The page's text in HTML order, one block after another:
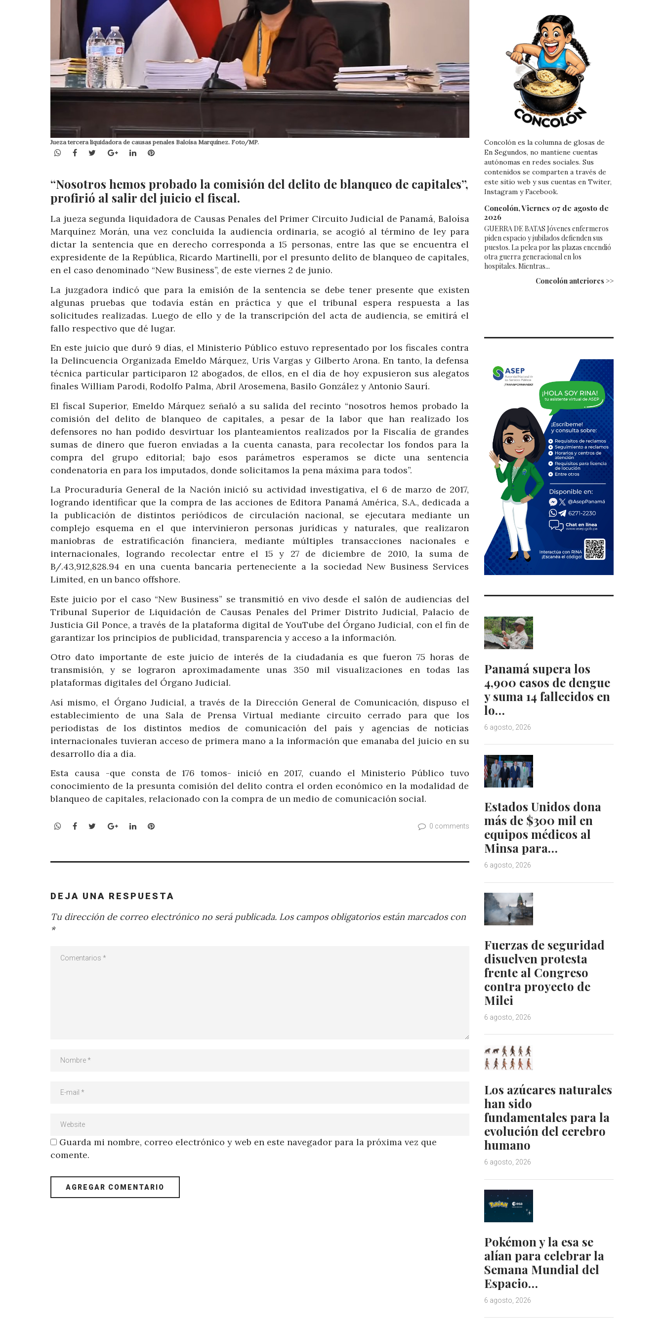
Jueza tercera liquidadora de causas penales Baloísa Marquínez. Foto/MP.
WhatsApp
Facebook
TwitterGoogle+LinkedInPinterest
“Nosotros hemos probado la comisión del delito de blanqueo de capitales”,
profirió al salir del juicio el fiscal.
La jueza segunda liquidadora de Causas Penales del Primer Circuito Judicial de Panamá, Baloísa
Marquínez Morán, una vez concluida la audiencia ordinaria, se acogió al término de ley para
dictar la sentencia que en derecho corresponda a 15 personas, entre las que se encuentra el
expresidente de la República, Ricardo Martinelli, por el presunto delito de blanqueo de capitales,
en el caso denominado “New Business”, de este viernes 2 de junio.
La juzgadora indicó que para la emisión de la sentencia se debe tener presente que existen
algunas pruebas que todavía están en práctica y que el tribunal espera respuesta a las
solicitudes realizadas. Luego de ello y de la transcripción del acta de audiencia, se emitirá el
fallo respectivo que dé lugar.
En este juicio que duró 9 días, el Ministerio Público estuvo representado por los fiscales contra
la Delincuencia Organizada Emeldo Márquez, Uris Vargas y Gilberto Arona. En tanto, la defensa
técnica particular participaron 12 abogados, de ellos, en el día de hoy expusieron sus alegatos
finales William Parodi, Rodolfo Palma, Abril Arosemena, Basilo González y Antonio Saurí.
El fiscal Superior, Emeldo Márquez señaló a su salida del recinto “nosotros hemos probado la
comisión del delito de blanqueo de capitales, a pesar de la labor que han realizado los
defensores no han podido desvirtuar los planteamientos realizados por la Fiscalía de grandes
sumas de dinero que fueron enviadas a la cuenta canasta, para recolectar los fondos para la
compra del grupo editorial; bajo esos parámetros esperamos se dicte una sentencia
condenatoria en para los imputados, donde solicitamos la pena máxima para todos”.
La Procuraduría General de la Nación inició su actividad investigativa, el 6 de marzo de 2017,
logrando identificar que la compra de las acciones de Editora Panamá América, S.A., dedicada a
la publicación de distintos periódicos de circulación nacional, se ejecutara mediante un
complejo esquema en el que intervinieron personas jurídicas y naturales, que realizaron
maniobras de estratificación financiera, mediante múltiples transacciones nacionales e
internacionales, logrando recolectar entre el 15 y 27 de diciembre de 2010, la suma de
B/.43,912,828.94 en una cuenta bancaria perteneciente a la sociedad New Business Services
Limited, en un banco offshore.
Este juicio por el caso “New Business” se transmitió en vivo desde el salón de audiencias del
Tribunal Superior de Liquidación de Causas Penales del Primer Distrito Judicial, Palacio de
Justicia Gil Ponce, a través de la plataforma digital de YouTube del Órgano Judicial, con el fin de
garantizar los principios de publicidad, transparencia y acceso a la información.
Otro dato importante de este juicio de interés de la ciudadanía es que fueron 75 horas de
transmisión, y se lograron aproximadamente unas 350 mil visualizaciones en todas las
plataformas digitales del Órgano Judicial.
Así mismo, el Órgano Judicial, a través de la Dirección General de Comunicación, dispuso el
establecimiento de una Sala de Prensa Virtual mediante circuito cerrado para que los
periodistas de los distintos medios de comunicación del país y agencias de noticias
internacionales tuvieran acceso de primera mano a la información que emanaba del juicio en su
desarrollo día a día.
Esta causa -que consta de 176 tomos- inició en 2017, cuando el Ministerio Público tuvo
conocimiento de la presunta comisión del delito contra el orden económico en la modalidad de
blanqueo de capitales, relacionado con la compra de un medio de comunicación social.
WhatsApp
Facebook
TwitterGoogle+LinkedInPinterest 0 comments
DEJA UNA RESPUESTA
Tu dirección de correo electrónico no será publicada. Los campos obligatorios están marcados con
*
Guarda mi nombre, correo electrónico y web en este navegador para la próxima vez que
comente.
Concolón es la columna de glosas de
En Segundos, no mantiene cuentas
autónomas en redes sociales. Sus
contenidos se comparten a través de
este sitio web y sus cuentas en Twiter,
Instagram y Facebook.
Concolón, Viernes 07 de agosto de
2026
GUERRA DE BATAS Jóvenes enfermeros
piden espacio y jubilados defienden sus
puestos. La pelea por las plazas encendió
otra guerra generacional en los
hospitales. Mientras...
Concolón anteriores >>
Panamá supera los
4,900 casos de dengue
y suma 14 fallecidos en
lo…
6 agosto, 2026
Estados Unidos dona
más de $300 mil en
equipos médicos al
Minsa para…
6 agosto, 2026
Fuerzas de seguridad
disuelven protesta
frente al Congreso
contra proyecto de
Milei
6 agosto, 2026
Los azúcares naturales
han sido
fundamentales para la
evolución del cerebro
humano
6 agosto, 2026
Pokémon y la esa se
alían para celebrar la
Semana Mundial del
Espacio…
6 agosto, 2026